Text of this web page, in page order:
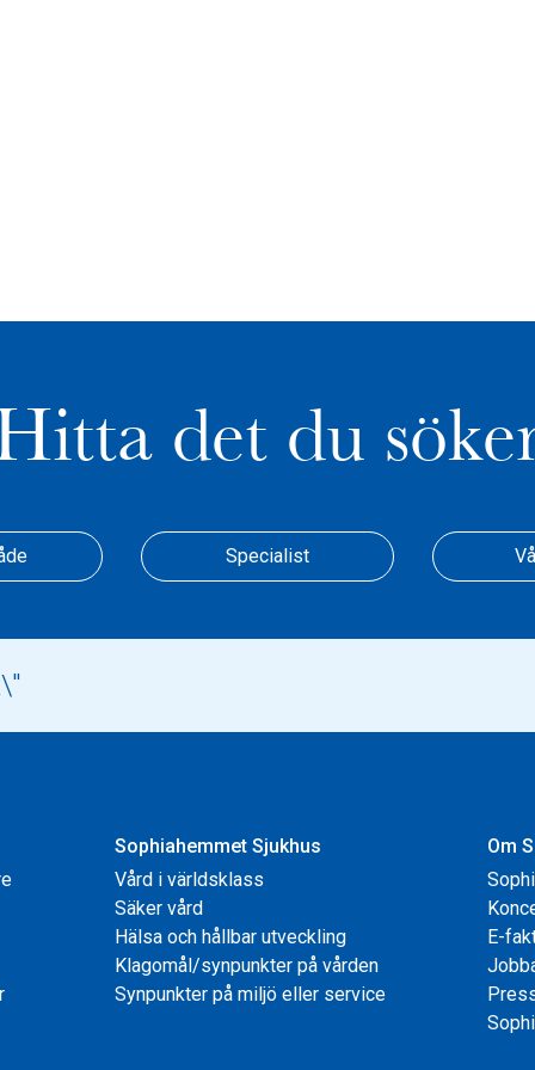
det du
Specialist
Sophiahemmet Sjukhus
Vård i världsklass
Säker vård
Hälsa och hållbar utveckling
Klagomål/synpunkter på vården
Synpunkter på miljö eller service
Om
E-